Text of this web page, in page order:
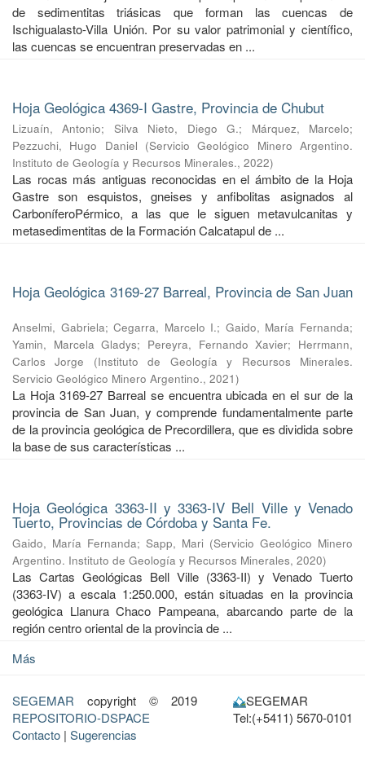
de sedimentitas triásicas que forman las cuencas de
Ischigualasto-Villa Unión. Por su valor patrimonial y cientíﬁco,
las cuencas se encuentran preservadas en ...
Hoja Geológica 4369-I Gastre, Provincia de Chubut
Lizuaín, Antonio; Silva Nieto, Diego G.; Márquez, Marcelo;
Pezzuchi, Hugo Daniel (Servicio Geológico Minero Argentino.
Instituto de Geología y Recursos Minerales., 2022)
Las rocas más antiguas reconocidas en el ámbito de la Hoja
Gastre son esquistos, gneises y anfibolitas asignados al
CarboníferoPérmico, a las que le siguen metavulcanitas y
metasedimentitas de la Formación Calcatapul de ...
Hoja Geológica 3169-27 Barreal, Provincia de San Juan
Anselmi, Gabriela;Cegarra, Marcelo I.; Gaido, María Fernanda;
Yamin, Marcela Gladys; Pereyra, Fernando Xavier; Herrmann,
Carlos Jorge
(Instituto de Geología y Recursos Minerales.
Servicio Geológico Minero Argentino., 2021)
La Hoja 3169-27 Barreal se encuentra ubicada en el sur de la
provincia de San Juan, y comprende fundamentalmente parte
de la provincia geológica de Precordillera, que es dividida sobre
la base de sus características ...
Hoja Geológica 3363-II y 3363-IV Bell Ville y Venado
Tuerto, Provincias de Córdoba y Santa Fe.
Gaido, María Fernanda; Sapp, Mari (Servicio Geológico Minero
Argentino. Instituto de Geología y Recursos Minerales, 2020)
Las Cartas Geológicas Bell Ville (3363-II) y Venado Tuerto
(3363-IV) a escala 1:250.000, están situadas en la provincia
geológica Llanura Chaco Pampeana, abarcando parte de la
región centro oriental de la provincia de ...
Más
SEGEMAR copyright © 2019
REPOSITORIO-DSPACE
Contacto | Sugerencias
SEGEMAR
Tel:(+5411) 5670-0101